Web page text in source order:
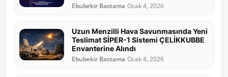
Ebubekir Bastama Ocak 4, 2026
Uzun Menzilli Hava Savunmasında Yeni
Teslimat SİPER-1 Sistemi ÇELİKKUBBE
Envanterine Alındı
Ebubekir Bastama Ocak 4, 2026